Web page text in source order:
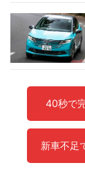
40秒で
新車不足